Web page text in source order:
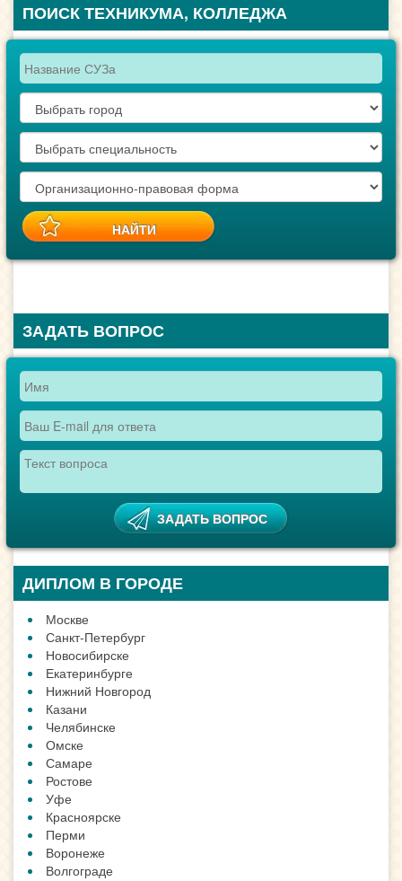
ПОИСК ТЕХНИКУМА, КОЛЛЕДЖА
ЗАДАТЬ ВОПРОС
ДИПЛОМ В ГОРОДЕ
Москве
Санкт-Петербург
Новосибирске
Екатеринбурге
Нижний Новгород
Казани
Челябинске
Омске
Самаре
Ростове
Уфе
Красноярске
Перми
Воронеже
Волгограде